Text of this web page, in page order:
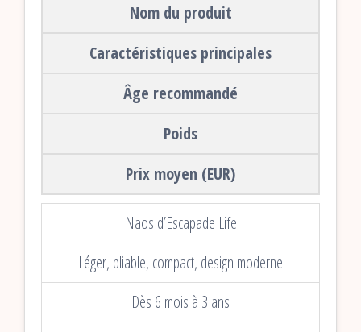
Nom du produit
Caractéristiques principales
Âge recommandé
Poids
Prix moyen (EUR)
Naos d’Escapade Life
Léger, pliable, compact, design moderne
Dès 6 mois à 3 ans